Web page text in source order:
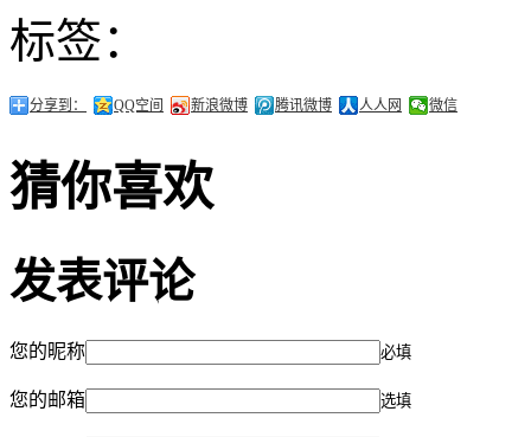
标签：
分享到： QQ空间 新浪微博 腾讯微博 人人网 微信
猜你喜欢
发表评论
您的昵称 必填
您的邮箱 选填